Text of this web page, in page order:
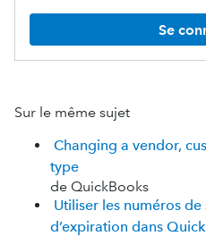
Se
Sur le même sujet
Changing a vendor,
type
de QuickBooks
Utiliser les numéros
d’expiration dans